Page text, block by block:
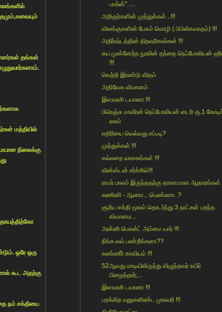
தங்கள்
மத்தியில்
நிலைக்கு
ஒரே ஒரு
கூட அதற்கு
நம் சக்தியை
பாக்ஸ்".....
அறிஞர்களின் முத்துக்கள்...!!!
விலங்குகளின் பேசும் மொழி ( பிபிலிகவாதம்) !!!
அதிர்ஷ்டத்தின் திறவுகோல்கள் !!!
சுய முன்னேற்ற நூலின் தந்தை நெப்போலியன்
!!!
வெற்றி இரண்டு விதம்
அதிவேக விமானம்
இளவரசி டயானா !!!
பிரெஞ்சு மாவீரன் நெப்போலியன் டைரி ரூ.1
ஏலம்
எதிரியை வெல்வது எப்படி?
முத்துக்கள் !!!
கல்லறை வாசகங்கள் !!!
வின்ஸ்டன் சர்ச்சில்!!!
ராமர் பாலம் இருந்ததற்கு ஏராளமான ஆதாரங்கள்
கணினி - ஆணா... பெண்ணா..?
சூரிய சக்தி மூலம் தொடர்ந்து 3 நாட்கள் பறந்த
விமானம...
அன்னி பெசன்ட் அம்மை யார் !!!
நீங்க லவ் பண்றீங்களா??
கண்ணீர் காவியம் !!!
52ஆவது மாடியிலிருந்து விழுந்தவர் உயிர்
பிழைத்தார்;...
இளவரசி டயானா !!!
பறக்கிற மனுசனிண்ட முகவரி !!!